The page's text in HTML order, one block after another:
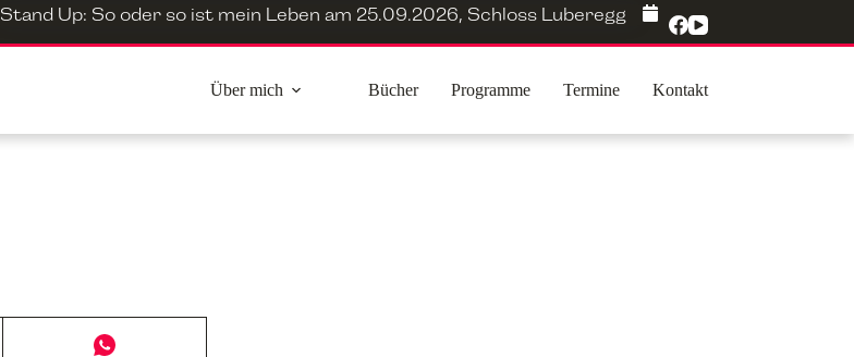
Stand Up: So oder so ist mein Leben am 25.09.2026, Schloss Luberegg
Über mich Bücher Programme Termine Kontakt